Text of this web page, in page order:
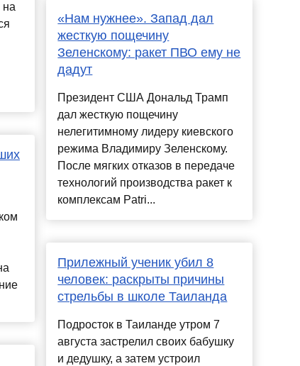
на
«Нам нужнее». Запад дал
жесткую пощечину
Зеленскому: ракет ПВО ему не
дадут
Президент США Дональд Трамп
дал жесткую пощечину
нелегитимному лидеру киевского
режима Владимиру Зеленскому.
После мягких отказов в передаче
технологий производства ракет к
комплексам Patri...
Прилежный ученик убил 8
человек: раскрыты причины
стрельбы в школе Таиланда
Подросток в Таиланде утром 7
августа застрелил своих бабушку
и дедушку, а затем устроил